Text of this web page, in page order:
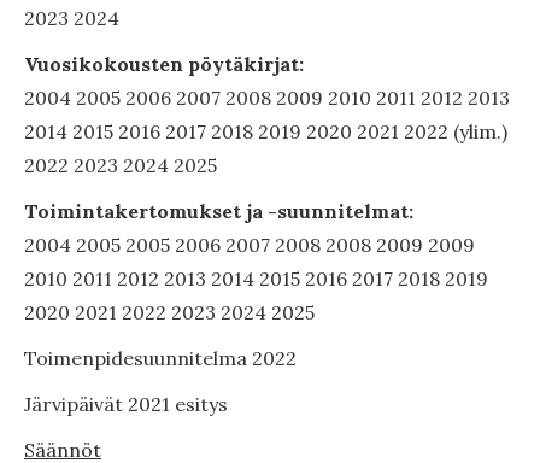
2023 2024
Vuosikokousten pöytäkirjat:
2004 2005 2006 2007 2008 2009 2010 2011 2012 2013
2014 2015 2016 2017 2018 2019 2020 2021 2022 (ylim.)
2022 2023 2024 2025
Toimintakertomukset ja -suunnitelmat:
2004 2005 2005 2006 2007 2008 2008 2009 2009
2010 2011 2012 2013 2014 2015 2016 2017 2018 2019
2020 2021 2022 2023 2024 2025
Toimenpidesuunnitelma 2022
Järvipäivät 2021 esitys
Säännöt